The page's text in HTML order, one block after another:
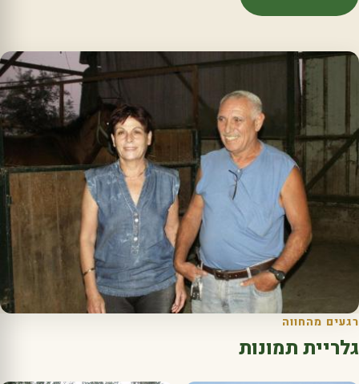
רגעים מהחווה
גלריית תמונות